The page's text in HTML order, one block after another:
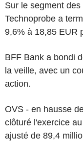
Sur le segment
Technoprobe a
9,6% à 18,85 EUR
BFF Bank a bondi
la veille, avec un
action.
OVS - en hausse
clôturé l'exercice
ajusté de 89,4